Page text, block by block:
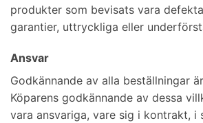
produkter som bevisats vara
garantier, uttryckliga eller
Ansvar
Godkännande av alla beställningar
Köparens godkännande av dessa
vara ansvariga, vare sig i kontrakt, i